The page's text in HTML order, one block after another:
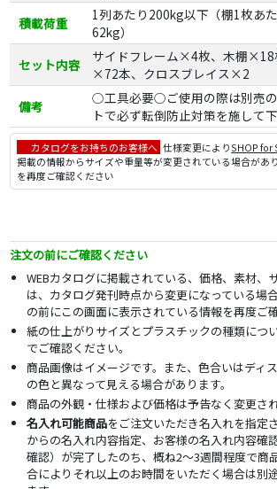
積載荷重
1列あたり200kg以下（棚1枚あ
62kg）
セット内容
サイドフレーム×4枚、木棚×18
×72本、クロスブレイス×2
備考
○工具必要○ご使用の際は別売
トで必ず転倒防止対策を施して
カタログをお持ちのお客様へ 仕様変更によりSHOP for
掲載の情報からサイズや重量等が変更されている場合があ
を再度ご確認ください
注文の前にご確認ください
WEBカタログに掲載されている、価格、素材、
は、カタログ発刊時点から変更になっている場
の前にこの画面に表示されている情報を再度ご
紙の仕上がりサイズとプラスチックの種類につ
でご確認ください。
商品画像はイメージです。また、色合いはディ
の色と異なって見える場合があります。
商品の外観・仕様および価格は予告なく変更さ
名入れ可能商品をご注文いただき名入れを指定
からの名入れ内容指定、お客様の名入れ内容確
確認）が完了したのち、概ね2～3週間程度で商
合によりそれ以上のお時間をいただく場合は別